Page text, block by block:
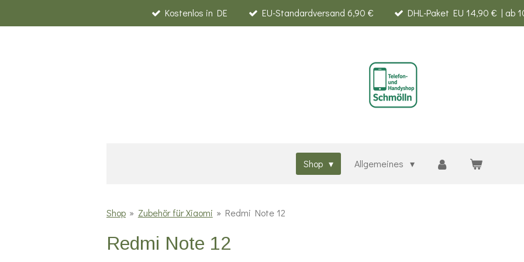
Hauptinhalt
Kostenlos in DE EU-Standardversand 6,90 € DHL-Paket EU 14,90 € | ab
Shop Allgemeines
Shop » Zubehör für Xiaomi » Redmi Note 12
Redmi Note 12